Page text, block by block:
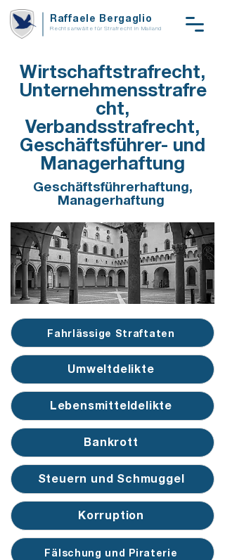
Rechtsanwälte für Strafrecht in Mailand
Raffaele Bergaglio
Wirtschaftstrafrecht,
Unternehmensstrafre
cht,
Verbandsstrafrecht,
Geschäftsführer- und
Managerhaftung
Geschäftsführerhaftung,
Managerhaftung
Fahrlässige Straftaten
Umweltdelikte
Lebensmitteldelikte
Bankrott
Steuern und Schmuggel
Korruption
Fälschung und Piraterie